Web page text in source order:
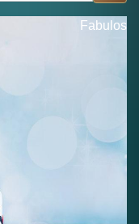
Fabulos